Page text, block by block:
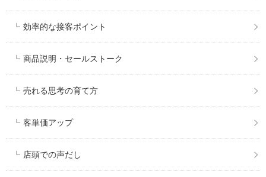
効率的な接客ポイント
商品説明・セールストーク
売れる思考の育て方
客単価アップ
店頭での声だし